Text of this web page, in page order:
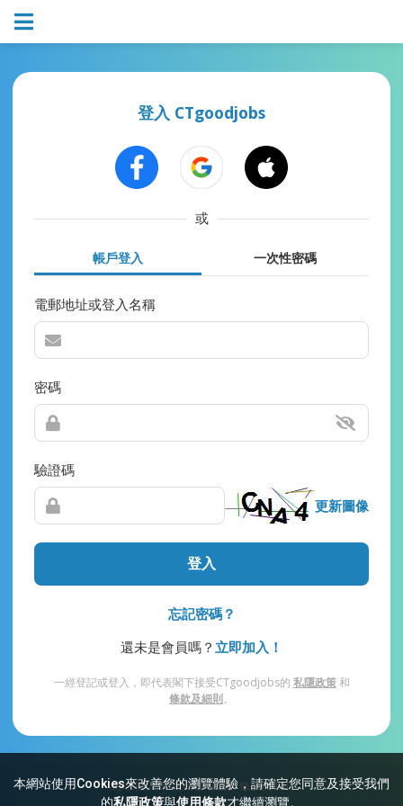
本網站使用Cookies來改善您的瀏覽體驗，請確定您同意及接受我們
的私隱政策與使用條款才繼續瀏覽。
登入 CTgoodjobs
或
帳戶登入 一次性密碼
電郵地址或登入名稱
密碼
驗證碼
更新圖像
登入
忘記密碼？
還未是會員嗎？ 立即加入！
一經登記或登入，即代表閣下接受CTgoodjobs的 私隱政策和
條款及細則。
網站索引 常見問題 私隱 條款及細則